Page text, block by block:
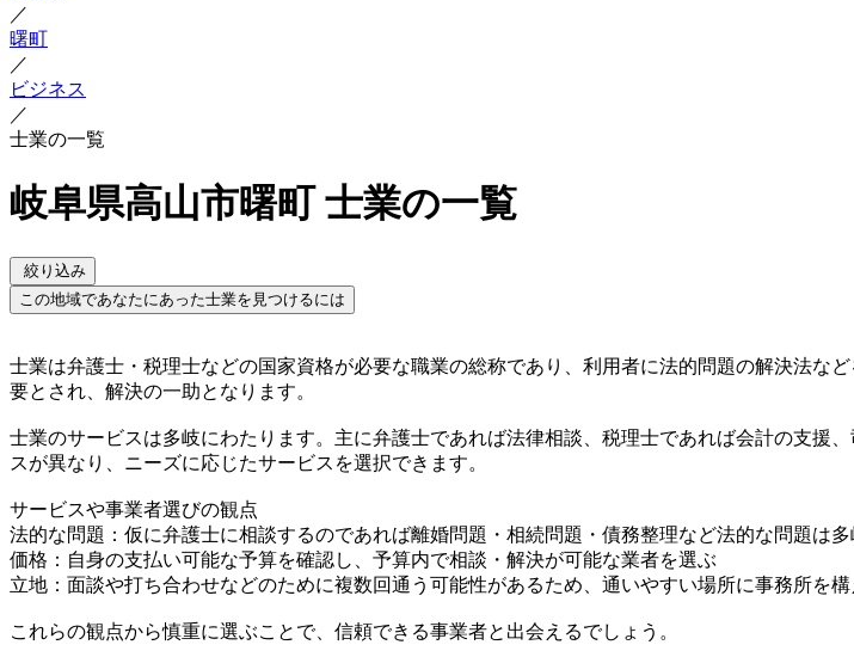
／
曙町
／
ビジネス
／
士業の一覧
岐阜県高山市曙町 士業の一覧
絞り込み
この地域であなたにあった士業を見つけるには
士業は弁護士・税理士などの国家資格が必要な職業の総称であり、利用者に法的問題の解決法な
要とされ、解決の一助となります。
士業のサービスは多岐にわたります。主に弁護士であれば法律相談、税理士であれば会計の支援
スが異なり、ニーズに応じたサービスを選択できます。
サービスや事業者選びの観点
法的な問題：仮に弁護士に相談するのであれば離婚問題・相続問題・債務整理など法的な問題は
価格：自身の支払い可能な予算を確認し、予算内で相談・解決が可能な業者を選ぶ
立地：面談や打ち合わせなどのために複数回通う可能性があるため、通いやすい場所に事務所を
これらの観点から慎重に選ぶことで、信頼できる事業者と出会えるでしょう。